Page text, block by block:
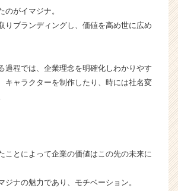
h
e
C
のがイマジナ。
りブランディングし、価値を高め世に広め
過程では、企業理念を明確化しわかりやす
キャラクターを制作したり、時には社名変
ことによって企業の価値はこの先の未来に
ジナの魅力であり、モチベーション。